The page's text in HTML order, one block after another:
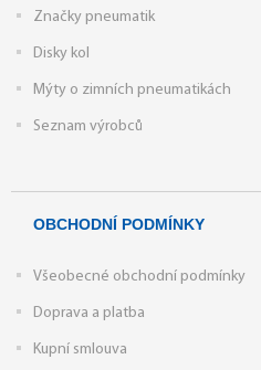
Značky pneumatik
Disky kol
Mýty o zimních pneumatikách
Seznam výrobců
OBCHODNÍ PODMÍNKY
Všeobecné obchodní podmínky
Doprava a platba
Kupní smlouva